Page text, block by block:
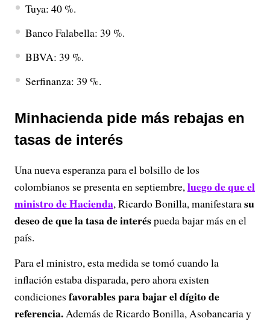
Tuya: 40 %.
Banco Falabella: 39 %.
BBVA: 39 %.
Serfinanza: 39 %.
Minhacienda pide más rebajas en
tasas de interés
Una nueva esperanza para el bolsillo de los
colombianos se presenta en septiembre,luego de que el
ministro de Hacienda, Ricardo Bonilla, manifestarasu
deseo de que la tasa de interéspueda bajar más en el
país.
Para el ministro, esta medida se tomó cuando la
inflación estaba disparada, pero ahora existen
condiciones favorables para bajar el dígito de
referencia.Además de Ricardo Bonilla, Asobancaria y